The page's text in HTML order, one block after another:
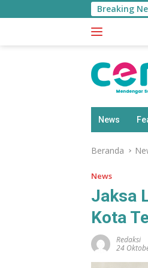
ke
Breaking
News
Beranda
News
Jaksa
Kota
Redaksi
24